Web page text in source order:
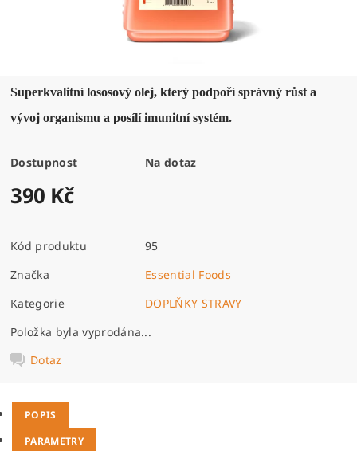
Superkvalitní lososový olej, který podpoří správný růst a
vývoj organismu a posílí imunitní systém.
Dostupnost Na dotaz
390 Kč
Kód produktu
95
Značka
Essential Foods
Kategorie
DOPLŇKY STRAVY
Položka byla vyprodána...
Dotaz
POPIS
PARAMETRY